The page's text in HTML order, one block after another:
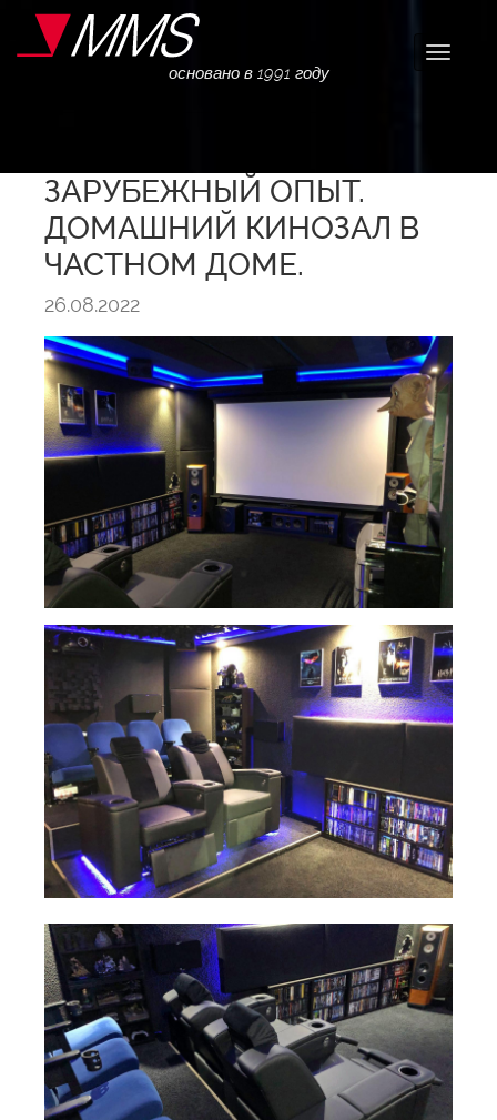
основано в 1991 году
ЗАРУБЕЖНЫЙ ОПЫТ.
ДОМАШНИЙ КИНОЗАЛ В
ЧАСТНОМ ДОМЕ.
26.08.2022